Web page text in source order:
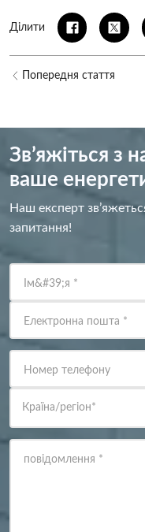
Ділити
Попередня стаття
Зв’яжіться з
ваше
Наш експерт
запитання!
Ім&#39;я *
Електронна пошта *
Номер телефону
Країна/регіон*
повідомлення *